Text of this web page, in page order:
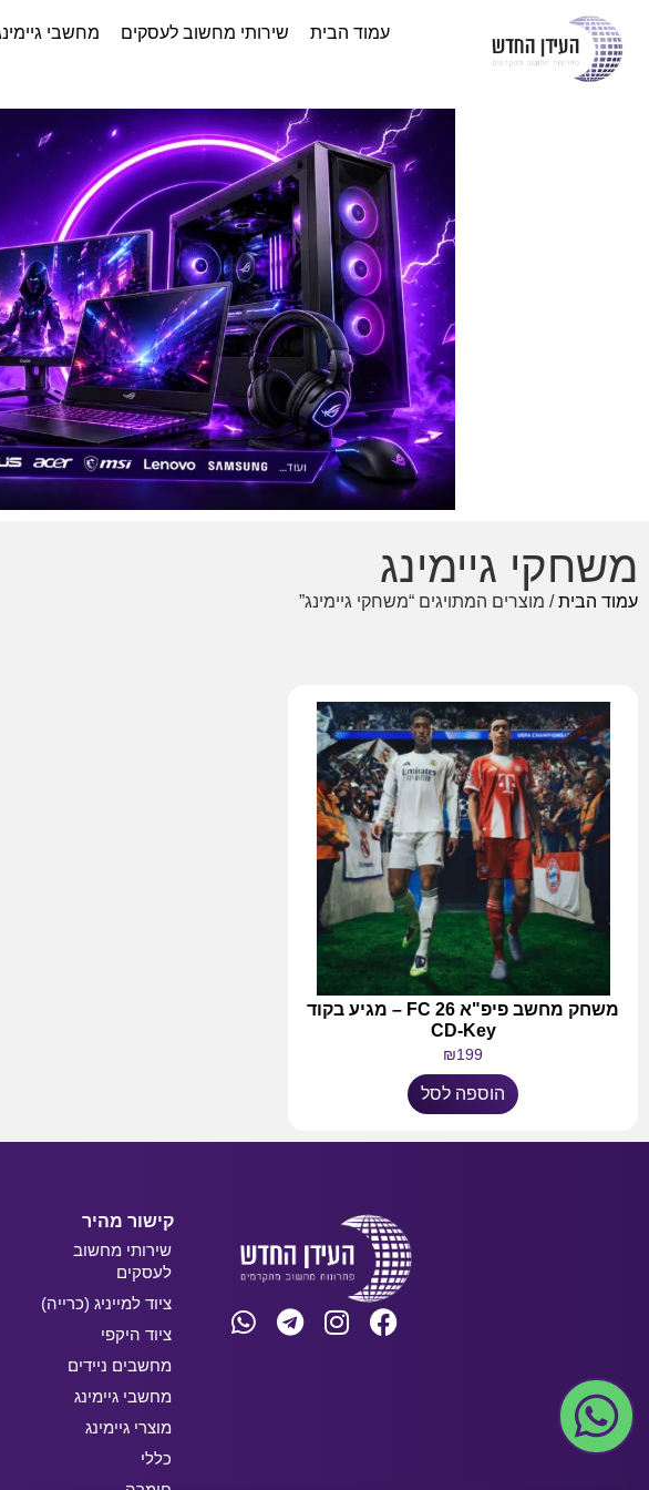
עמוד הבית שירותי מחשוב לעסקים מחשבי
משחקי גיימינג
עמוד הבית/ מוצרים המתויגים “משחקי גיימינג”
משחק מחשב פיפ"א FC 26 – מגיע בקוד
CD-Key
₪199
הוספה לסל
קישור מהיר
שירותי מחשוב
לעסקים
ציוד למייניג (כרייה)
ציוד היקפי
מחשבים ניידים
מחשבי גיימינג
מוצרי גיימינג
כללי